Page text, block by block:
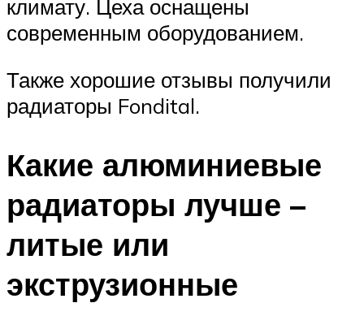
климату. Цеха оснащены
современным оборудованием.
Также хорошие отзывы получили
радиаторы Fondital.
Какие алюминиевые
радиаторы лучше –
литые или
экструзионные